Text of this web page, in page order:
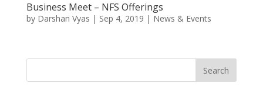
Business Meet – NFS Offerings
by Darshan Vyas | Sep 4, 2019 | News & Events